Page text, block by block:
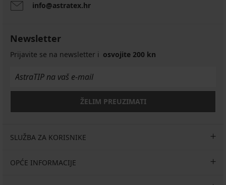
info@astratex.hr
Newsletter
Prijavite se na newsletter i osvojite 200 kn
ŽELIM PREUZIMATI
SLUŽBA ZA KORISNIKE
OPĆE INFORMACIJE